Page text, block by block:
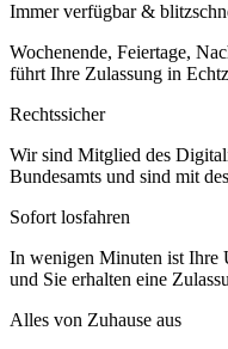
Immer verfügbar &
Wochenende, Feiertage,
führt Ihre Zulassung in
Rechtssicher
Wir sind Mitglied des
Bundesamts und sind mit
Sofort losfahren
In wenigen Minuten ist Ihre
und Sie erhalten eine
Alles von Zuhause aus